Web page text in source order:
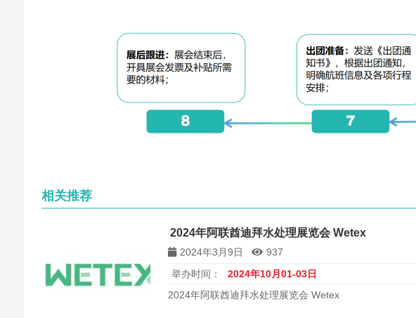
相关推荐
2024年阿联酋迪拜水处理展览会 Wetex
2024年3月9日
937
举办时间：
2024年10月01-03日
2024年阿联酋迪拜水处理展览会 Wetex